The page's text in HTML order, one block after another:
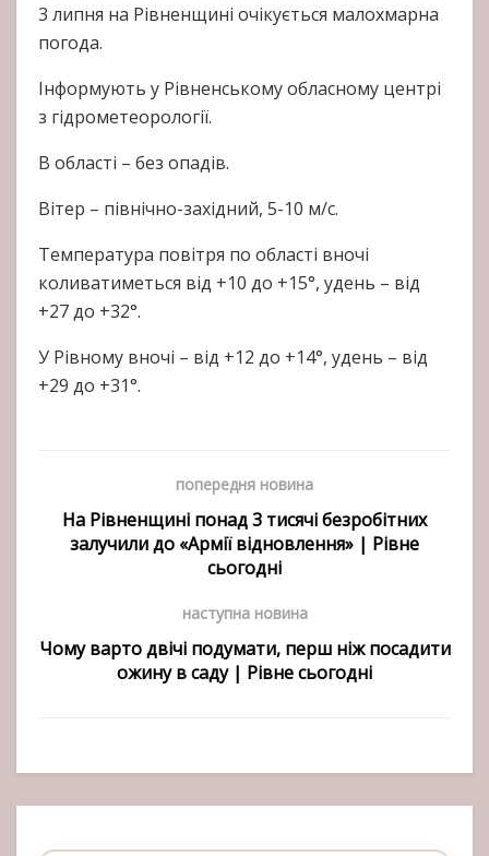
3 липня на Рівненщині очікується малохмарна
погода.
Інформують у Рівненському обласному центрі
з гідрометеорології.
В області – без опадів.
Вітер – північно-західний, 5-10 м/с.
Температура повітря по області вночі
коливатиметься від +10 до +15°, удень – від
+27 до +32°.
У Рівному вночі – від +12 до +14°, удень – від
+29 до +31°.
попередня новина
На Рівненщині понад 3 тисячі безробітних
залучили до «Армії відновлення» | Рівне
сьогодні
наступна новина
Чому варто двічі подумати, перш ніж посадити
ожину в саду | Рівне сьогодні